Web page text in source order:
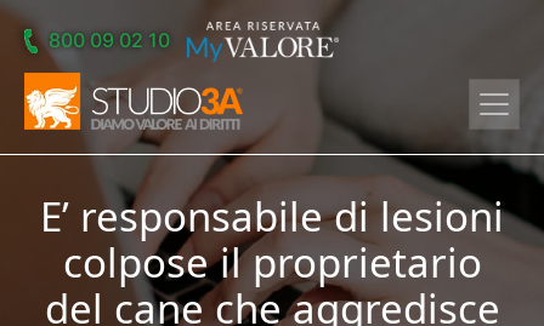
Skip to main content
800 09 02 10
E’ responsabile di lesioni
colpose il proprietario
del cane che aggredisce